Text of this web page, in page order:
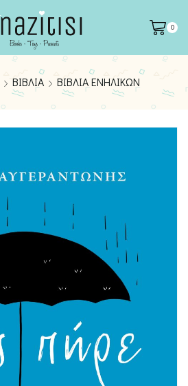
0
ΒΙΒΛΊΑ ΒΙΒΛΊΑ ΕΝΗΛΊΚΩΝ